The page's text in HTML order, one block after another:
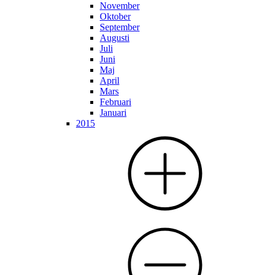
November
Oktober
September
Augusti
Juli
Juni
Maj
April
Mars
Februari
Januari
2015